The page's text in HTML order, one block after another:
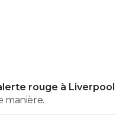
rouge à Liverpool
manière.